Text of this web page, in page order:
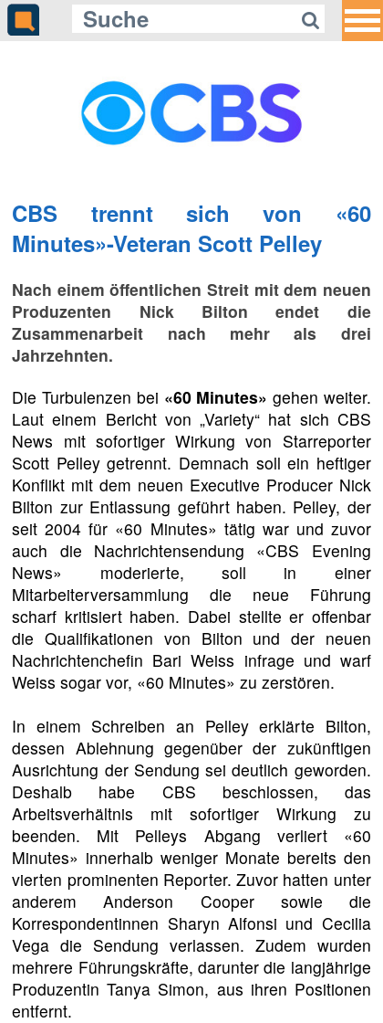
CBS trennt sich von «60
Minutes»-Veteran Scott Pelley
Nach einem öffentlichen Streit mit dem neuen
Produzenten Nick Bilton endet die
Zusammenarbeit nach mehr als drei
Jahrzehnten.
Die Turbulenzen bei «60 Minutes» gehen weiter.
Laut einem Bericht von „Variety“ hat sich CBS
News mit sofortiger Wirkung von Starreporter
Scott Pelley getrennt. Demnach soll ein heftiger
Konflikt mit dem neuen Executive Producer Nick
Bilton zur Entlassung geführt haben. Pelley, der
seit 2004 für «60 Minutes» tätig war und zuvor
auch die Nachrichtensendung «CBS Evening
News» moderierte, soll in einer
Mitarbeiterversammlung die neue Führung
scharf kritisiert haben. Dabei stellte er offenbar
die Qualifikationen von Bilton und der neuen
Nachrichtenchefin Bari Weiss infrage und warf
Weiss sogar vor, «60 Minutes» zu zerstören.
In einem Schreiben an Pelley erklärte Bilton,
dessen Ablehnung gegenüber der zukünftigen
Ausrichtung der Sendung sei deutlich geworden.
Deshalb habe CBS beschlossen, das
Arbeitsverhältnis mit sofortiger Wirkung zu
beenden. Mit Pelleys Abgang verliert «60
Minutes» innerhalb weniger Monate bereits den
vierten prominenten Reporter. Zuvor hatten unter
anderem Anderson Cooper sowie die
Korrespondentinnen Sharyn Alfonsi und Cecilia
Vega die Sendung verlassen. Zudem wurden
mehrere Führungskräfte, darunter die langjährige
Produzentin Tanya Simon, aus ihren Positionen
entfernt.